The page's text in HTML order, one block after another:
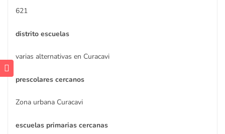
621
distrito escuelas
varias alternativas en Curacavi
prescolares cercanos
Zona urbana Curacavi
escuelas primarias cercanas